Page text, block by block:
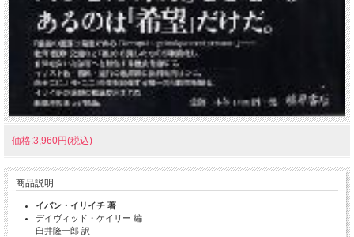
価格:3,960円(税込)
商品説明
イバン・イリイチ 著
デイヴィッド・ケイリー 編
臼井隆一郎 訳